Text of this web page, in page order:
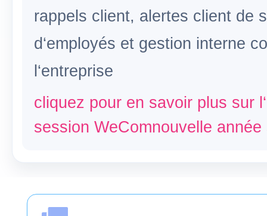
rappels client, alertes client de
d‘employés et gestion interne
l‘entreprise
cliquez pour en savoir plus sur
session WeComnouvelle année